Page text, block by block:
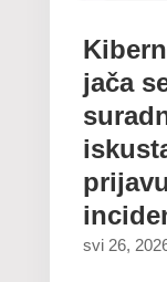
jača
svi 26,